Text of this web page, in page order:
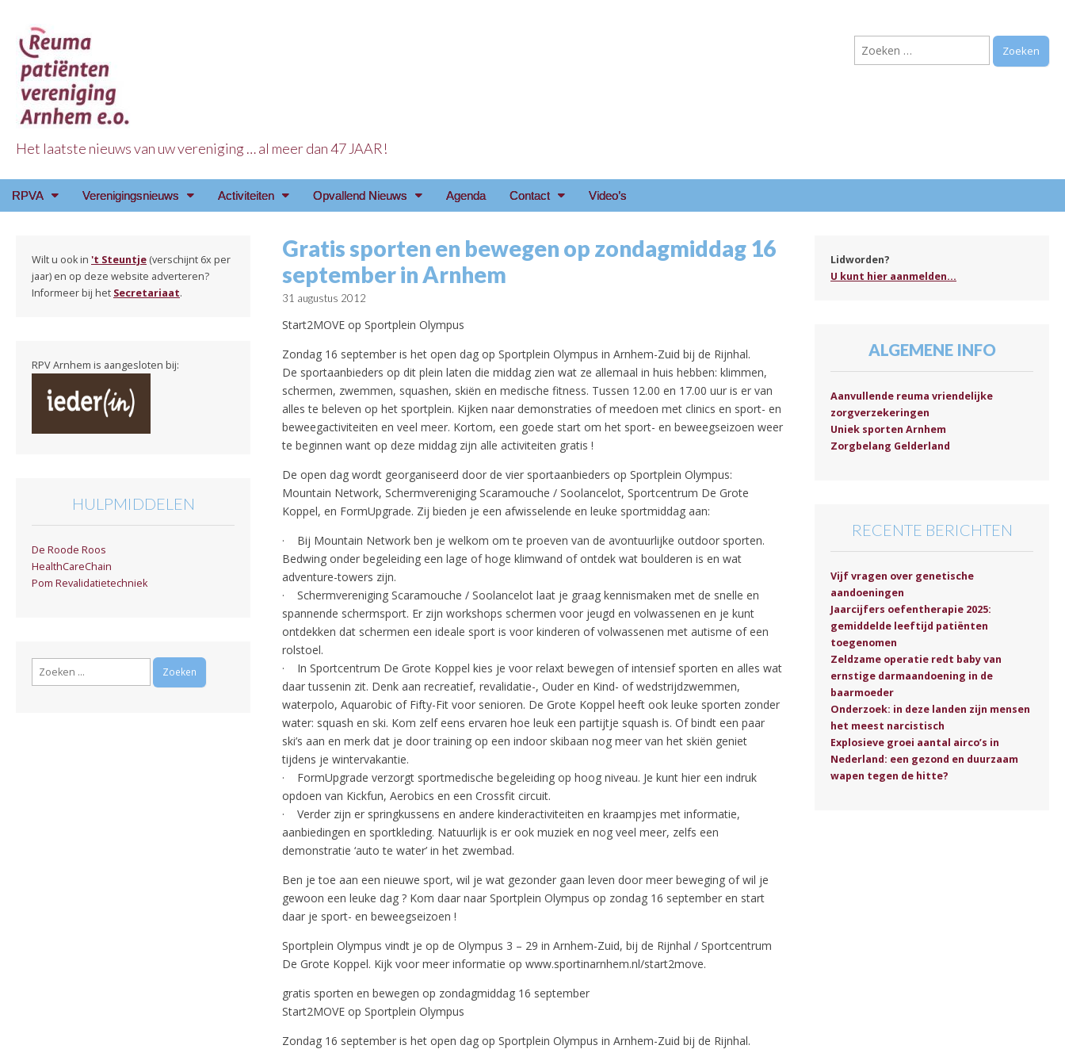
Reuma Patienten Vereniging Arnhem e.o.
Het laatste nieuws van uw vereniging … al meer dan 47 JAAR!
Zoeken
naar:
Main
Skip
RPVA Verenigingsnieuws Activiteiten Opvallend Nieuws Agenda Contact Video’s
Gratis sporten en bewegen op zondagmiddag 16
september in Arnhem
31 augustus 2012
Start2MOVE op Sportplein Olympus
Zondag 16 september is het open dag op Sportplein Olympus in Arnhem-Zuid bij de Rijnhal.
De sportaanbieders op dit plein laten die middag zien wat ze allemaal in huis hebben: klimmen,
schermen, zwemmen, squashen, skiën en medische fitness. Tussen 12.00 en 17.00 uur is er van
alles te beleven op het sportplein. Kijken naar demonstraties of meedoen met clinics en sport- en
beweegactiviteiten en veel meer. Kortom, een goede start om het sport- en beweegseizoen weer
te beginnen want op deze middag zijn alle activiteiten gratis !
De open dag wordt georganiseerd door de vier sportaanbieders op Sportplein Olympus:
Mountain Network, Schermvereniging Scaramouche / Soolancelot, Sportcentrum De Grote
Koppel, en FormUpgrade. Zij bieden je een afwisselende en leuke sportmiddag aan:
· Bij Mountain Network ben je welkom om te proeven van de avontuurlijke outdoor sporten.
Bedwing onder begeleiding een lage of hoge klimwand of ontdek wat boulderen is en wat
adventure-towers zijn.
· Schermvereniging Scaramouche / Soolancelot laat je graag kennismaken met de snelle en
spannende schermsport. Er zijn workshops schermen voor jeugd en volwassenen en je kunt
ontdekken dat schermen een ideale sport is voor kinderen of volwassenen met autisme of een
rolstoel.
· In Sportcentrum De Grote Koppel kies je voor relaxt bewegen of intensief sporten en alles wat
daar tussenin zit. Denk aan recreatief, revalidatie-, Ouder en Kind- of wedstrijdzwemmen,
waterpolo, Aquarobic of Fifty-Fit voor senioren. De Grote Koppel heeft ook leuke sporten zonder
water: squash en ski. Kom zelf eens ervaren hoe leuk een partijtje squash is. Of bindt een paar
ski’s aan en merk dat je door training op een indoor skibaan nog meer van het skiën geniet
tijdens je wintervakantie.
· FormUpgrade verzorgt sportmedische begeleiding op hoog niveau. Je kunt hier een indruk
opdoen van Kickfun, Aerobics en een Crossfit circuit.
· Verder zijn er springkussens en andere kinderactiviteiten en kraampjes met informatie,
aanbiedingen en sportkleding. Natuurlijk is er ook muziek en nog veel meer, zelfs een
demonstratie ‘auto te water’ in het zwembad.
Ben je toe aan een nieuwe sport, wil je wat gezonder gaan leven door meer beweging of wil je
gewoon een leuke dag ? Kom daar naar Sportplein Olympus op zondag 16 september en start
daar je sport- en beweegseizoen !
Sportplein Olympus vindt je op de Olympus 3 – 29 in Arnhem-Zuid, bij de Rijnhal / Sportcentrum
De Grote Koppel. Kijk voor meer informatie op www.sportinarnhem.nl/start2move.
gratis sporten en bewegen op zondagmiddag 16 september
Start2MOVE op Sportplein Olympus
Zondag 16 september is het open dag op Sportplein Olympus in Arnhem-Zuid bij de Rijnhal.
Wilt u ook in 't Steuntje (verschijnt 6x per
jaar) en op deze website adverteren?
Informeer bij het Secretariaat.
RPV Arnhem is aangesloten bij:
HULPMIDDELEN
De Roode Roos
HealthCareChain
Pom Revalidatietechniek
Zoeken
Lidworden?
U kunt hier aanmelden...
ALGEMENE INFO
Aanvullende reuma vriendelijke
zorgverzekeringen
Uniek sporten Arnhem
Zorgbelang Gelderland
RECENTE BERICHTEN
Vijf vragen over genetische
aandoeningen
Jaarcijfers oefentherapie 2025:
gemiddelde leeftijd patiënten
toegenomen
Zeldzame operatie redt baby van
ernstige darmaandoening in de
baarmoeder
Onderzoek: in deze landen zijn mensen
het meest narcistisch
Explosieve groei aantal airco’s in
Nederland: een gezond en duurzaam
wapen tegen de hitte?